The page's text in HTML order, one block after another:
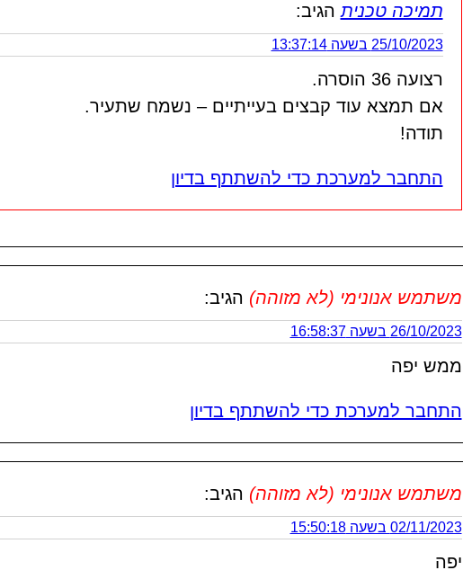
תמיכה טכנית הגיב:
25/10/2023 בשעה 13:37:14
רצועה 36 הוסרה.
אם תמצא עוד קבצים בעייתיים – נשמח שתעיר.
תודה!
התחבר למערכת כדי להשתתף בדיון
משתמש אנונימי (לא מזוהה) הגיב:
26/10/2023 בשעה 16:58:37
ממש יפה
התחבר למערכת כדי להשתתף בדיון
משתמש אנונימי (לא מזוהה) הגיב:
02/11/2023 בשעה 15:50:18
יפה